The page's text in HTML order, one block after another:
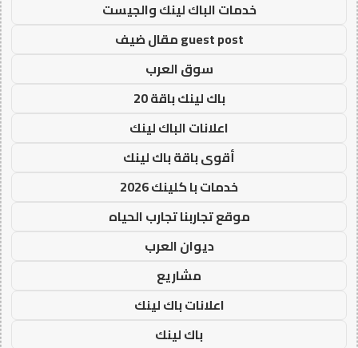
خدمات الباك لينك والجيست
guest post مقال ضيف
سوق العرب
باك لينك باقة 20
اعلانات الباك لينك
أقوى باقة باك لينك
خدمات با كلينك 2026
موقع تجاربنا تجارب الحياه
ديوان العرب
مشاريع
اعلانات باك لينك
باك لينك